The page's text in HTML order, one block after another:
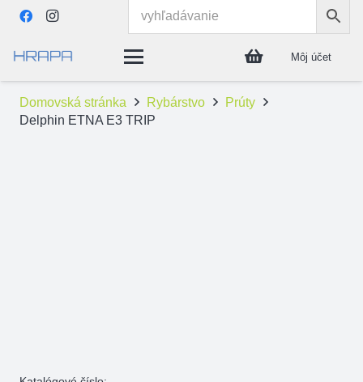
Môj účet
Domovská stránka Rybárstvo
Prúty
Delphin ETNA E3 TRIP